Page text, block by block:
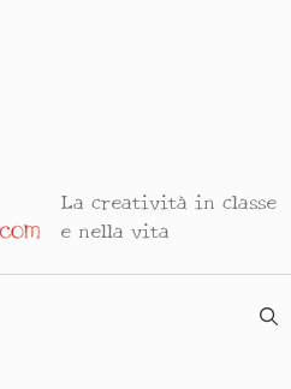
La creatività in classe
e nella vita